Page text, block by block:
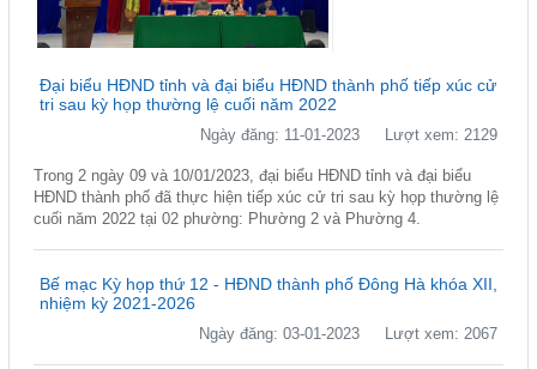
Đại biểu HĐND tỉnh và đại biểu HĐND thành phố tiếp xúc cử
tri sau kỳ họp thường lệ cuối năm 2022
Ngày đăng: 11-01-2023 Lượt xem: 2129
Trong 2 ngày 09 và 10/01/2023, đại biểu HĐND tỉnh và đại biểu
HĐND thành phố đã thực hiện tiếp xúc cử tri sau kỳ họp thường lệ
cuối năm 2022 tại 02 phường: Phường 2 và Phường 4.
Bế mạc Kỳ họp thứ 12 - HĐND thành phố Đông Hà khóa XII,
nhiệm kỳ 2021-2026
Ngày đăng: 03-01-2023 Lượt xem: 2067